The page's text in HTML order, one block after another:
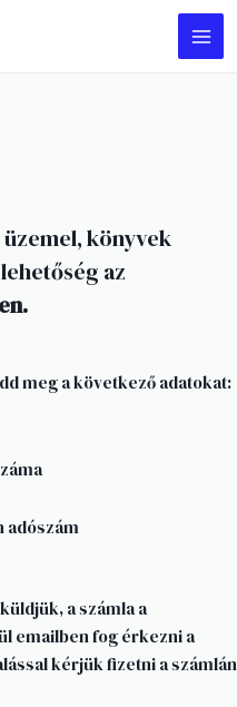
könyvek
az
meg a következő adatokat:
adószám
a számla a
emailben fog érkezni a
kérjük fizetni a számlán